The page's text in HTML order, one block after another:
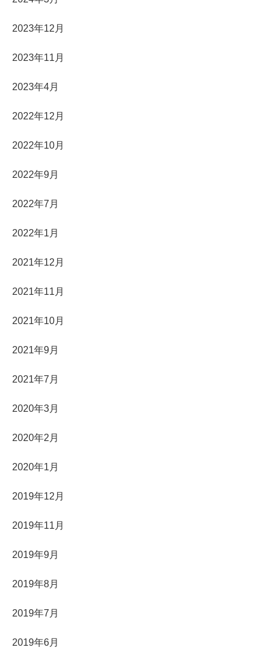
2023年12月
2023年11月
2023年4月
2022年12月
2022年10月
2022年9月
2022年7月
2022年1月
2021年12月
2021年11月
2021年10月
2021年9月
2021年7月
2020年3月
2020年2月
2020年1月
2019年12月
2019年11月
2019年9月
2019年8月
2019年7月
2019年6月